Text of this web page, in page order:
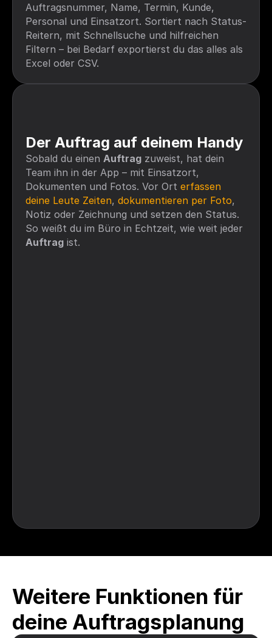
Auftragsnummer, Name, Termin, Kunde,
Personal und Einsatzort. Sortiert nach Status-
Reitern, mit Schnellsuche und hilfreichen
Filtern – bei Bedarf exportierst du das alles als
Excel oder CSV.
Der Auftrag auf deinem Handy
Sobald du einen Auftrag zuweist, hat dein
Team ihn in der App – mit Einsatzort,
Dokumenten und Fotos. Vor Ort erfassen
deine Leute Zeiten, dokumentieren per Foto,
Notiz oder Zeichnung und setzen den Status.
Auftrag ist.
Weitere Funktionen für
deine Auftragsplanung